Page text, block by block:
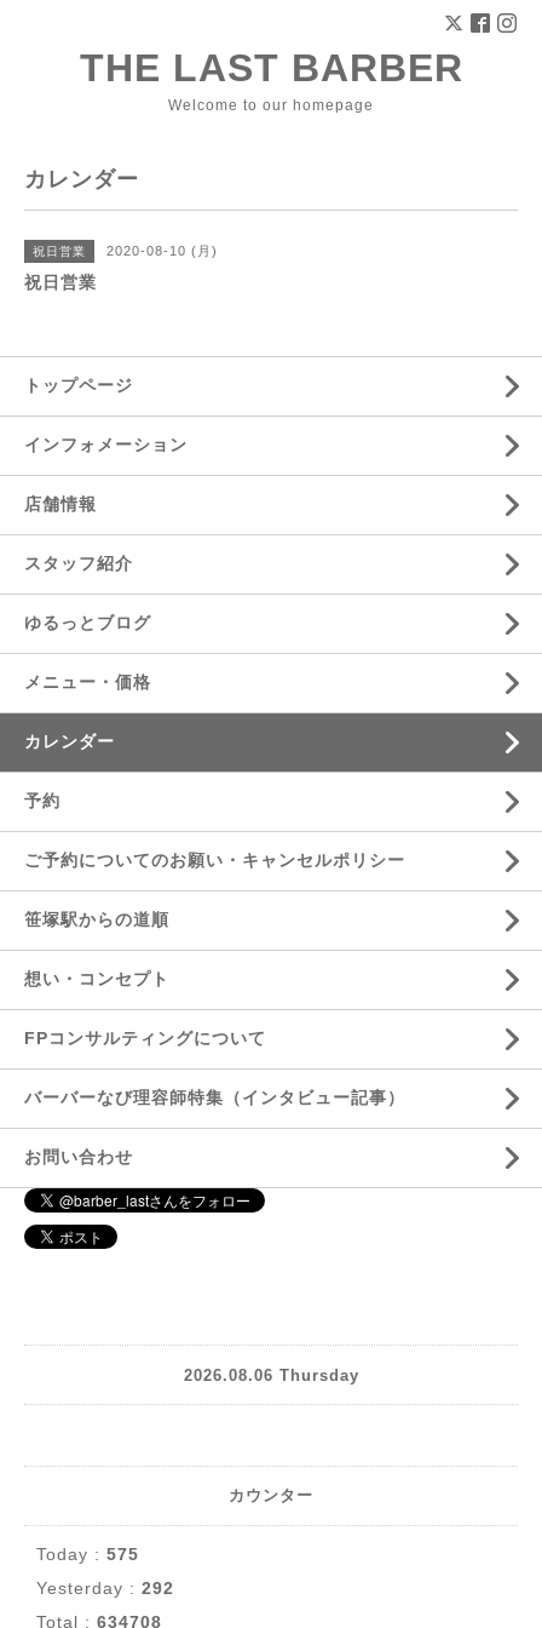
THE LAST BARBER
Welcome to our homepage
カレンダー
祝日営業 2020-08-10 (月)
祝日営業
トップページ
インフォメーション
店舗情報
スタッフ紹介
ゆるっとブログ
メニュー・価格
カレンダー
予約
ご予約についてのお願い・キャンセルポリシー
笹塚駅からの道順
想い・コンセプト
FPコンサルティングについて
バーバーなび理容師特集（インタビュー記事）
お問い合わせ
2026.08.06 Thursday
カウンター
Today : 575
Yesterday : 292
Total : 634708